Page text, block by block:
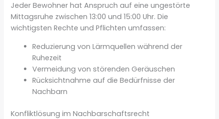
Jeder Bewohner hat Anspruch auf eine ungestörte
Mittagsruhe zwischen 13:00 und 15:00 Uhr. Die
wichtigsten Rechte und Pflichten umfassen:
Reduzierung von Lärmquellen während der
Ruhezeit
Vermeidung von störenden Geräuschen
Rücksichtnahme auf die Bedürfnisse der
Nachbarn
Konfliktlösung im Nachbarschaftsrecht